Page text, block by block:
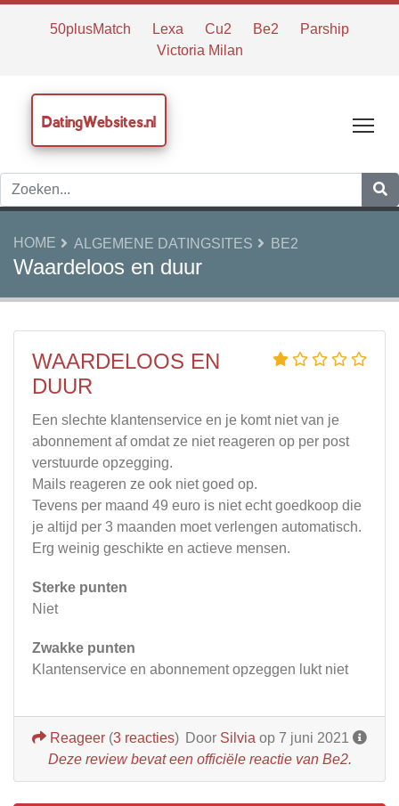
50plusMatch Lexa Cu2 Be2
Parship
Victoria Milan
DatingWebsites.nl
HOME ALGEMENE DATINGSITES BE2
Waardeloos en duur
WAARDELOOS EN
DUUR
Een slechte klantenservice en je komt niet van je
abonnement af omdat ze niet reageren op per post
verstuurde opzegging.
Mails reageren ze ook niet goed op.
Tevens per maand 49 euro is niet echt goedkoop die
je altijd per 3 maanden moet verlengen automatisch.
Erg weinig geschikte en actieve mensen.
Sterke punten
Niet
Zwakke punten
Klantenservice en abonnement opzeggen lukt niet
Door Silvia op 7 juni 2021
Reageer (3 reacties)
Deze review bevat een officiële reactie van Be2.